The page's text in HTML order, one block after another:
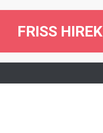
FRISS HIREK